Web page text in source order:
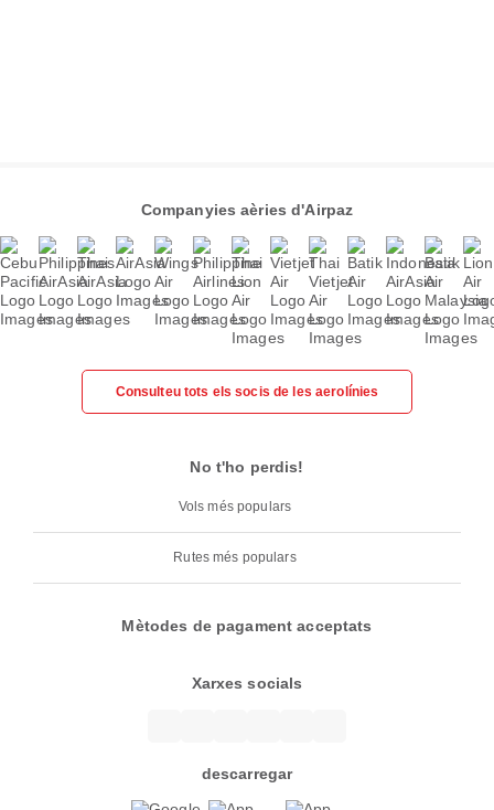
Companyies aèries d'Airpaz
Consulteu tots els socis de les aerolínies
No t'ho perdis!
Vols més populars
Rutes més populars
Mètodes de pagament acceptats
Xarxes socials
descarregar